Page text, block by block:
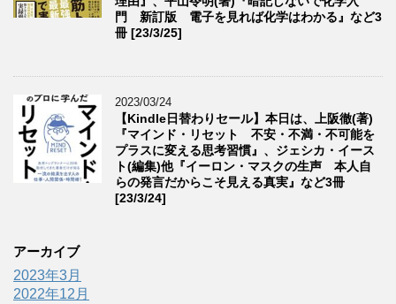
門 新訂版 電子を見れば化学はわかる』など3
冊 [23/3/25]
2023/03/24
【Kindle日替わりセール】本日は、上阪徹(著)
『マインド・リセット 不安・不満・不可能を
プラスに変える思考習慣』、ジェシカ・イース
ト(編集)他『イーロン・マスクの生声 本人自
らの発言だからこそ見える真実』など3冊
[23/3/24]
アーカイブ
2023年3月
2022年12月